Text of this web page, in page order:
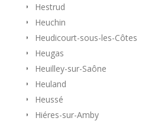
Hestrud
Heuchin
Heudicourt-sous-les-Côtes
Heugas
Heuilley-sur-Saône
Heuland
Heussé
Hiéres-sur-Amby